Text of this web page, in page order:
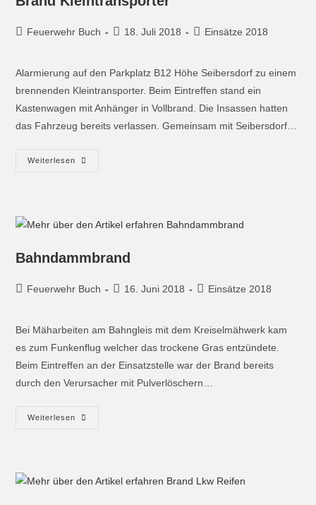
Feuerwehr Buch 18. Juli 2018 Einsätze 2018
Alarmierung auf den Parkplatz B12 Höhe Seibersdorf zu einem
brennenden Kleintransporter. Beim Eintreffen stand ein
Kastenwagen mit Anhänger in Vollbrand. Die Insassen hatten
das Fahrzeug bereits verlassen. Gemeinsam mit Seibersdorf…
Weiterlesen
Bahndammbrand
Feuerwehr Buch 16. Juni 2018 Einsätze 2018
Bei Mäharbeiten am Bahngleis mit dem Kreiselmähwerk kam
es zum Funkenflug welcher das trockene Gras entzündete.
Beim Eintreffen an der Einsatzstelle war der Brand bereits
durch den Verursacher mit Pulverlöschern…
Weiterlesen